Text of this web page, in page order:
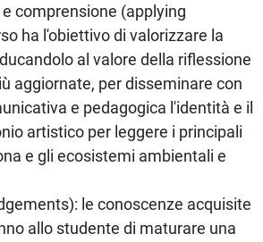
comprensione (applying
ha l'obiettivo di valorizzare la
al valore della riflessione
aggiornate, per disseminare con
e pedagogica l'identità e il
artistico per leggere i principali
e gli ecosistemi ambientali e
le conoscenze acquisite
allo studente di maturare una